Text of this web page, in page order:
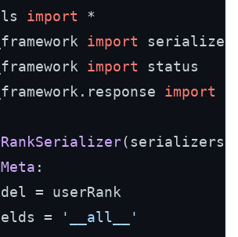
import
import
import
import
Meta :
= userRank
=
'__all__'